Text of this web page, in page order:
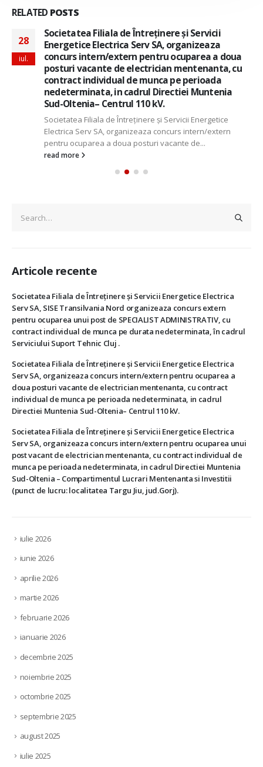
RELATED POSTS
28
iul.
Societatea Filiala de Întreţinere şi Servicii
Energetice Electrica Serv SA, organizeaza
concurs intern/extern pentru ocuparea a doua
posturi vacante de electrician mentenanta, cu
contract individual de munca pe perioada
nedeterminata, in cadrul Directiei Muntenia
Sud-Oltenia– Centrul 110 kV.
Societatea Filiala de Întreţinere şi Servicii Energetice
Electrica Serv SA, organizeaza concurs intern/extern
pentru ocuparea a doua posturi vacante de...
read more
Articole recente
Societatea Filiala de Întreţinere şi Servicii Energetice Electrica
Serv SA, SISE Transilvania Nord organizeaza concurs extern
pentru ocuparea unui post de SPECIALIST ADMINISTRATIV, cu
contract individual de munca pe durata nedeterminata, în cadrul
Serviciului Suport Tehnic Cluj .
Societatea Filiala de Întreţinere şi Servicii Energetice Electrica
Serv SA, organizeaza concurs intern/extern pentru ocuparea a
doua posturi vacante de electrician mentenanta, cu contract
individual de munca pe perioada nedeterminata, in cadrul
Directiei Muntenia Sud-Oltenia– Centrul 110 kV.
Societatea Filiala de Întreţinere şi Servicii Energetice Electrica
Serv SA, organizeaza concurs intern/extern pentru ocuparea unui
post vacant de electrician mentenanta, cu contract individual de
munca pe perioada nedeterminata, in cadrul Directiei Muntenia
Sud-Oltenia – Compartimentul Lucrari Mentenanta si Investitii
(punct de lucru: localitatea Targu Jiu, jud.Gorj).
iulie 2026
iunie 2026
aprilie 2026
martie 2026
februarie 2026
ianuarie 2026
decembrie 2025
noiembrie 2025
octombrie 2025
septembrie 2025
august 2025
iulie 2025